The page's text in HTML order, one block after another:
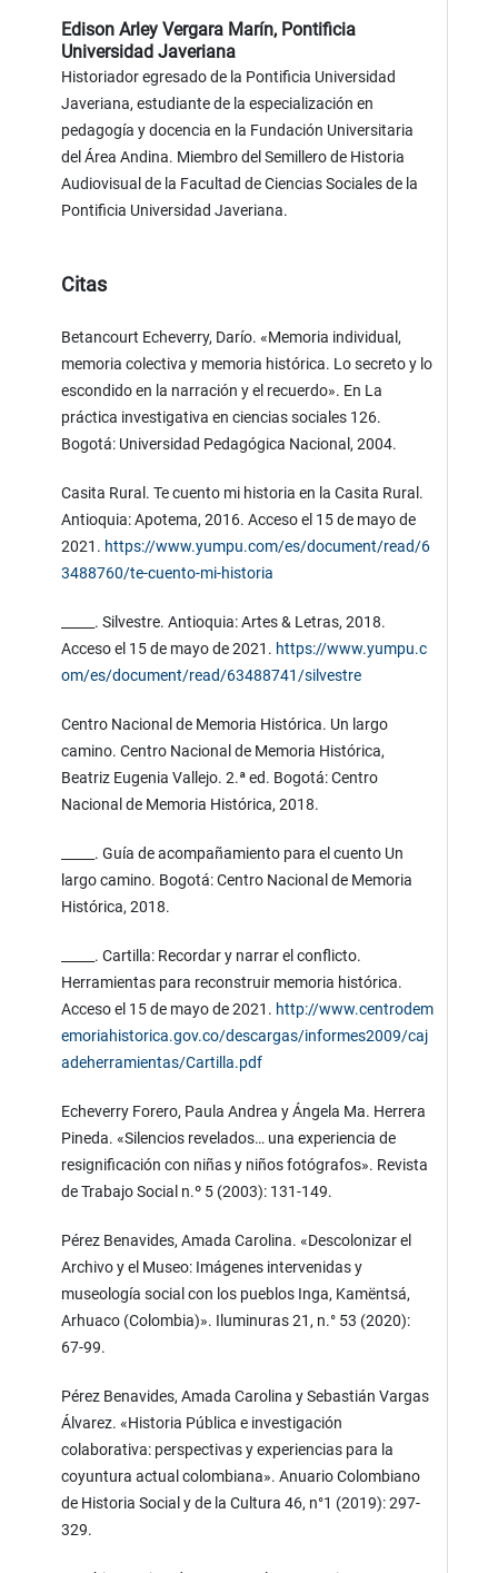
Edison Arley Vergara Marín, Pontificia
Universidad Javeriana
Historiador egresado de la Pontificia Universidad
Javeriana, estudiante de la especialización en
pedagogía y docencia en la Fundación Universitaria
del Área Andina. Miembro del Semillero de Historia
Audiovisual de la Facultad de Ciencias Sociales de la
Pontificia Universidad Javeriana.
Citas
Betancourt Echeverry, Darío. «Memoria individual,
memoria colectiva y memoria histórica. Lo secreto y lo
escondido en la narración y el recuerdo». En La
práctica investigativa en ciencias sociales 126.
Bogotá: Universidad Pedagógica Nacional, 2004.
Casita Rural. Te cuento mi historia en la Casita Rural.
Antioquia: Apotema, 2016. Acceso el 15 de mayo de
2021. https://www.yumpu.com/es/document/read/6
3488760/te-cuento-mi-historia
_____. Silvestre. Antioquia: Artes & Letras, 2018.
Acceso el 15 de mayo de 2021. https://www.yumpu.c
om/es/document/read/63488741/silvestre
Centro Nacional de Memoria Histórica. Un largo
camino. Centro Nacional de Memoria Histórica,
Beatriz Eugenia Vallejo. 2.ª ed. Bogotá: Centro
Nacional de Memoria Histórica, 2018.
_____. Guía de acompañamiento para el cuento Un
largo camino. Bogotá: Centro Nacional de Memoria
Histórica, 2018.
_____. Cartilla: Recordar y narrar el conflicto.
Herramientas para reconstruir memoria histórica.
Acceso el 15 de mayo de 2021. http://www.centrodem
emoriahistorica.gov.co/descargas/informes2009/caj
adeherramientas/Cartilla.pdf
Echeverry Forero, Paula Andrea y Ángela Ma. Herrera
Pineda. «Silencios revelados… una experiencia de
resignificación con niñas y niños fotógrafos». Revista
de Trabajo Social n.º 5 (2003): 131-149.
Pérez Benavides, Amada Carolina. «Descolonizar el
Archivo y el Museo: Imágenes intervenidas y
museología social con los pueblos Inga, Kamëntsá,
Arhuaco (Colombia)». Iluminuras 21, n.° 53 (2020):
67-99.
Pérez Benavides, Amada Carolina y Sebastián Vargas
Álvarez. «Historia Pública e investigación
colaborativa: perspectivas y experiencias para la
coyuntura actual colombiana». Anuario Colombiano
de Historia Social y de la Cultura 46, n°1 (2019): 297-
329.